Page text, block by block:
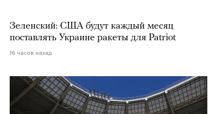
Зеленский: США будут каждый месяц
поставлять Украине ракеты для Patriot
16 часов назад